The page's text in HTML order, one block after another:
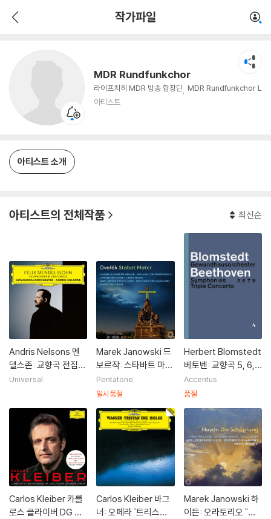
작가파일
MDR Rundfunkchor
라이프치히 MDR 방송 합창단 MDR Rundfunkchor L
eipzig / Leipzig Radio Choir / MDR Radio Choi
아티스트
아티스트 소개
아티스트의 전체작품 최신순
Andris Nelsons 멘
델스존: 교향곡 전집과
오라토리오 (Mendel
ACD Hybrid]
Universal
Marek Janowski 드
보르작: 스타바트 마테
르 (Dvorak: Stabat
Mater) [SACD Hybr
Pentatone
일시품절
Herbert Blomstedt
베토벤: 교향곡 5, 6, 7
& 9번 / 삼중협주곡
(Beethover: Symp
9/triple Concerto)
Accentus
품절
Carlos Kleiber 카를
로스 클라이버 DG 전
Carlos Kleiber 바그
너: 오페라 `트리스탄
Marek Janowski 하
이든: 오라토리오 "천